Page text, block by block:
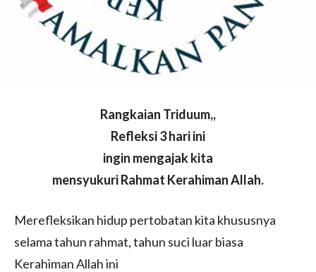
Rangkaian Triduum,,
Refleksi 3 hari ini
ingin mengajak kita
mensyukuri Rahmat Kerahiman Allah.
Merefleksikan hidup pertobatan kita khususnya
selama tahun rahmat, tahun suci luar biasa
Kerahiman Allah ini